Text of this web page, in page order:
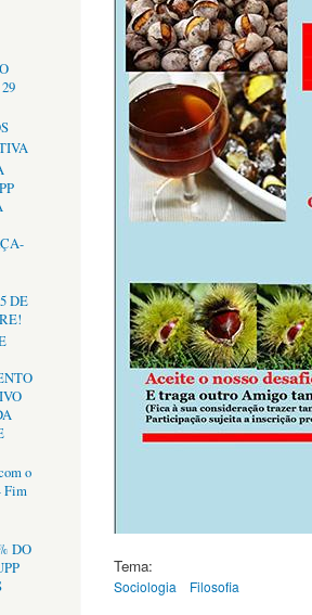
DE
o
Fim
DO
Tema:
Sociologia Filosofia